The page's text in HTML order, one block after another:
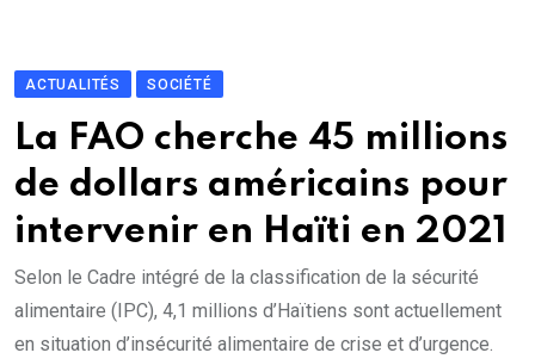
ACTUALITÉS SOCIÉTÉ
La FAO cherche 45 millions
de dollars américains pour
intervenir en Haïti en 2021
Selon le Cadre intégré de la classification de la sécurité
alimentaire (IPC), 4,1 millions d’Haïtiens sont actuellement
en situation d’insécurité alimentaire de crise et d’urgence.